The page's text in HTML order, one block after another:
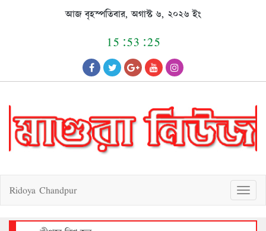
আজ বৃহস্পতিবার, অগাস্ট ৬, ২০২৬ ইং
15:53:25
T
o
g
g
l
a
Ridoya Chandpur